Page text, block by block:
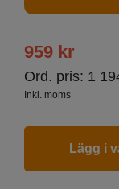
959 kr
Ord. pris: 1
Inkl. moms
Lägg i